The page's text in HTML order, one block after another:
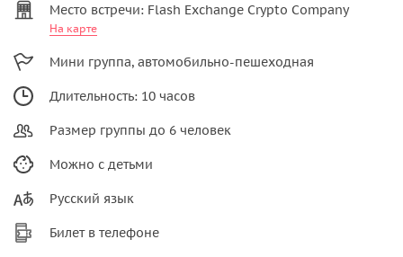
Место встречи: Flash Exchange Crypto Company
На карте
Мини группа, автомобильно-пешеходная
Длительность: 10 часов
Размер группы до 6 человек
Можно с детьми
Русский язык
Билет в телефоне